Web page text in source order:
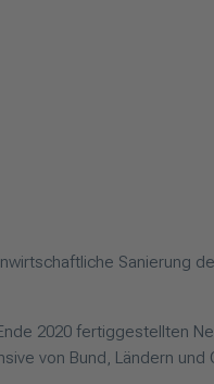
Sanierung
2020 fertiggestellten
von Bund, Ländern und